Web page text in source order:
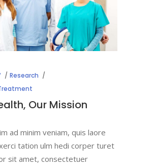
Research
Our Mission
ad minim veniam, quis laore
tation ulm hedi corper turet
sit amet, consectetuer